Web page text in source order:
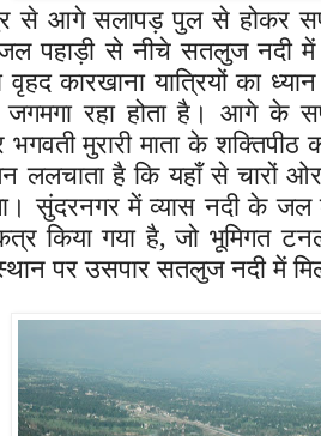
से आगे सलापड़ पुल से होकर
पहाड़ी से नीचे सतलुज नदी में
कारखाना यात्रियों का
जगमगा रहा होता है। आगे
मुरारी माता के
ललचाता है कि यहाँ से चारों
सुंदरनगर में व्यास नदी के
किया गया है, जो भूमिगत
पर उसपार सतलुज नदी में